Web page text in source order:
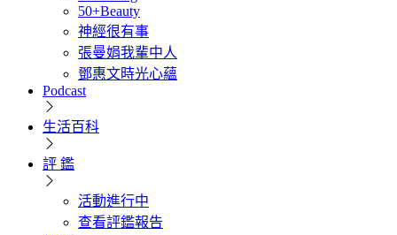
50+Beauty
神經很有事
張曼娟我輩中人
鄧惠文時光心蘊
Podcast
生活百科
評 鑑
活動進行中
查看評鑑報告